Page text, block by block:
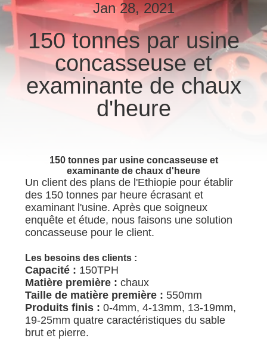
CONTRÔLE
DE
QUALITÉ
CONTACTEZ-
DEMANDEZ
UNE
CITATION
PLAN
SITE
POLITIQUE
Jan 28, 2021
150 tonnes par usine
concasseuse et
examinante de chaux
d'heure
150 tonnes par usine concasseuse et
examinante de chaux d'heure
Un client des plans de l'Ethiopie pour établir
des 150 tonnes par heure écrasant et
examinant l'usine. Après que soigneux
enquête et étude, nous faisons une solution
concasseuse pour le client.
Les besoins des clients :
Capacité : 150TPH
Matière première : chaux
Taille de matière première : 550mm
Produits finis : 0-4mm, 4-13mm, 13-19mm,
19-25mm quatre caractéristiques du sable
brut et pierre.